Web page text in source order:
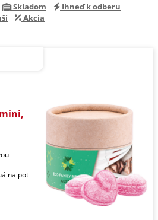
Skladom
Ihneď k odberu
Akcia
pot